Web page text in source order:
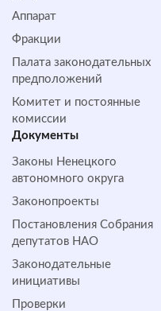
Аппарат
Фракции
Палата законодательных
предположений
Комитет и постоянные
комиссии
Документы
Законы Ненецкого
автономного округа
Законопроекты
Постановления Собрания
депутатов НАО
Законодательные
инициативы
Проверки